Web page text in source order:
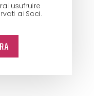
usufruire
ai Soci.